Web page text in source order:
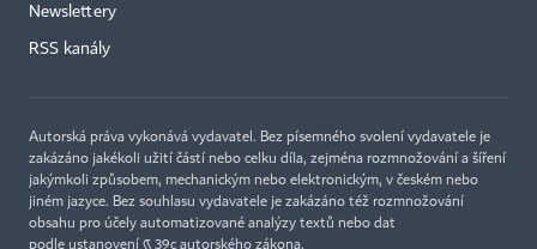
Newslettery
RSS kanály
Autorská práva vykonává vydavatel. Bez písemného svolení vydavatele je
zakázáno jakékoli užití částí nebo celku díla, zejména rozmnožování a šíření
jakýmkoli způsobem, mechanickým nebo elektronickým, v českém nebo
jiném jazyce. Bez souhlasu vydavatele je zakázáno též rozmnožování
obsahu pro účely automatizované analýzy textů nebo dat
podle ustanovení § 39c autorského zákona.